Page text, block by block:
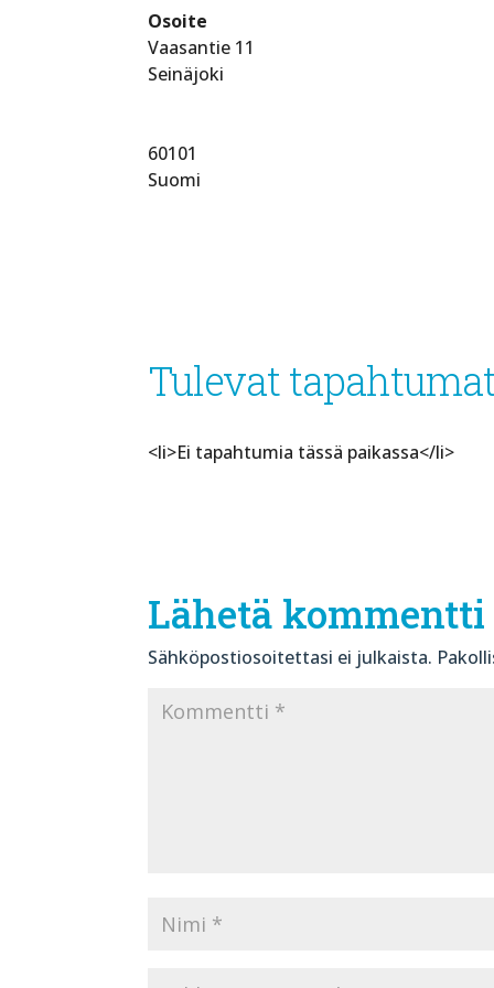
Osoite
Vaasantie 11
Seinäjoki
60101
Suomi
Tulevat
<li>Ei tapahtumia tässä paikassa</li>
Lähetä kommentti
Sähköpostiosoitettasi ei julkaista.